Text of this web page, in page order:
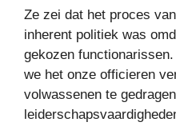
Ze zei dat het proces
inherent politiek was
gekozen
we het onze officieren
volwassenen te